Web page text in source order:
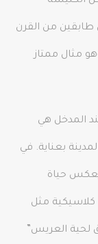
طابقين من القرن
مثال ممتاز
المدخل هي
بعناية. في
يعكس حياة
كلاسيكية مثل
لحية العريس”